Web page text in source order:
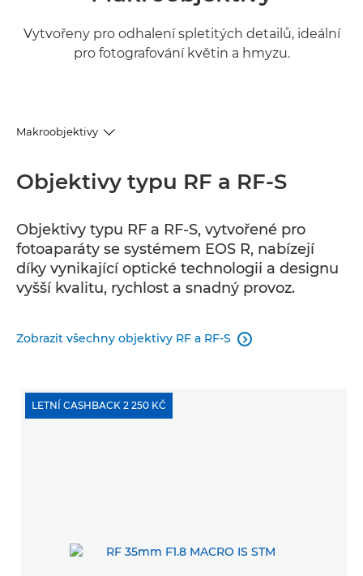
Vytvořeny pro odhalení spletitých detailů, ideální
pro fotografování květin a hmyzu.
Makroobjektivy
RF a RF-S
EF-S
Objektivy typu RF a RF-S
Objektivy typu RF a RF-S, vytvořené pro
fotoaparáty se systémem EOS R, nabízejí
díky vynikající optické technologii a designu
vyšší kvalitu, rychlost a snadný provoz.
Zobrazit všechny objektivy RF a RF-S 
LETNÍ CASHBACK 2 250 KČ